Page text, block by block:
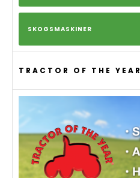
SKOGSMASKINER
TRACTOR OF THE YEAR